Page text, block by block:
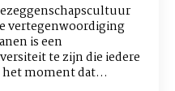
vertegenwoordiging
is een
te zijn die iedere
het moment dat…